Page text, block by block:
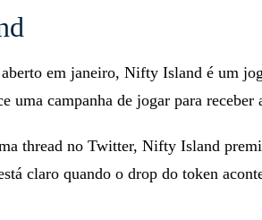
em janeiro, Nifty Island é um
uma campanha de jogar para
thread no Twitter, Nifty Island
claro quando o drop do token